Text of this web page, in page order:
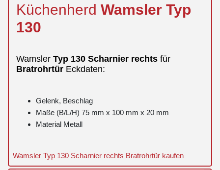
Küchenherd Wamsler Typ
130
Wamsler Typ 130 Scharnier rechts für
Bratrohrtür Eckdaten:
Gelenk, Beschlag
Maße (B/L/H) 75 mm x 100 mm x 20 mm
Material Metall
Wamsler Typ 130 Scharnier rechts Bratrohrtür kaufen